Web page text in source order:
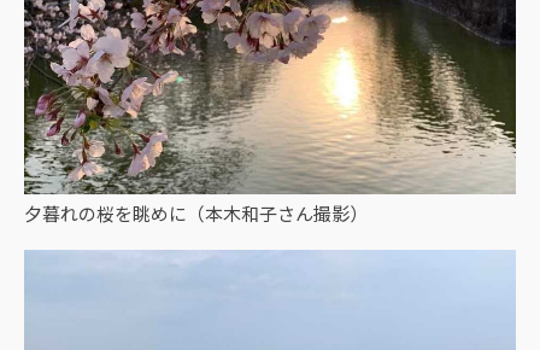
夕暮れの桜を眺めに（本木和子さん撮影）